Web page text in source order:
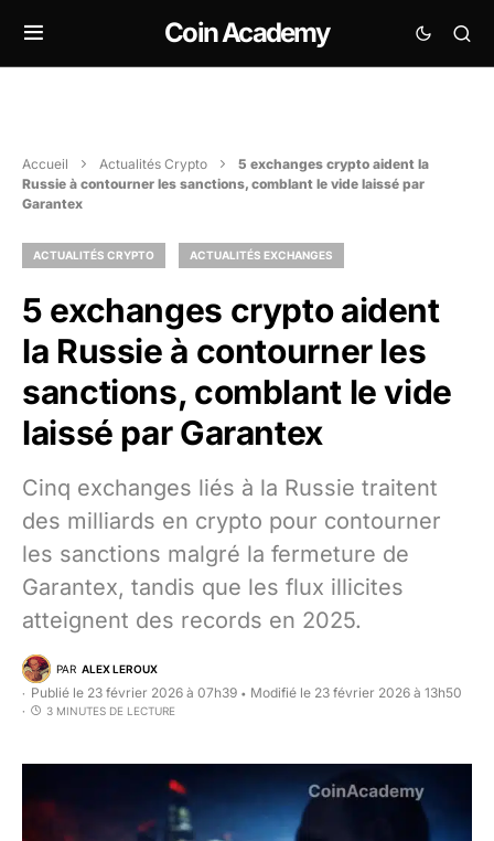
Coin Academy
Accueil Actualités Crypto
5 exchanges crypto aident la
Russie à contourner les sanctions, comblant le vide laissé par
Garantex
ACTUALITÉS CRYPTO ACTUALITÉS EXCHANGES
5 exchanges crypto aident
la Russie à contourner les
sanctions, comblant le vide
laissé par Garantex
Cinq exchanges liés à la Russie traitent
des milliards en crypto pour contourner
les sanctions malgré la fermeture de
Garantex, tandis que les flux illicites
atteignent des records en 2025.
PAR ALEX LEROUX
Publié le 23 février 2026 à 07h39 • Modifié le 23 février 2026 à 13h50
3 MINUTES DE LECTURE